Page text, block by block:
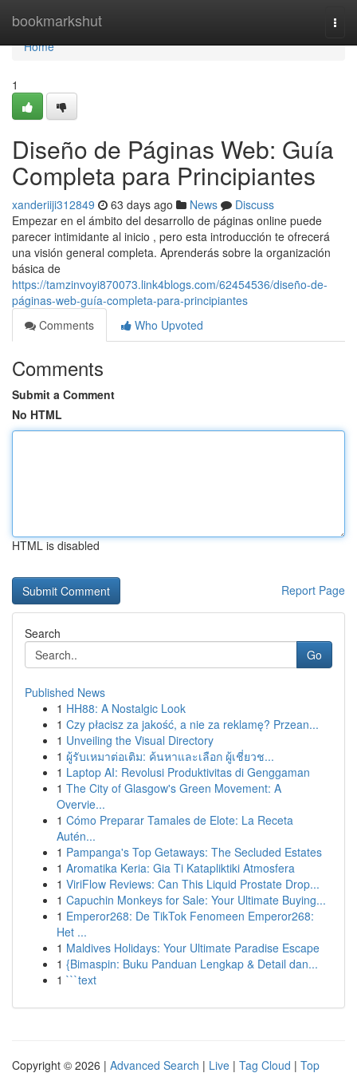
bookmarkshut
Home
Home
1
Diseño de Páginas Web: Guía
Completa para Principiantes
xanderiiji312849 63 days ago News
Discuss
Empezar en el ámbito del desarrollo de páginas online puede
parecer intimidante al inicio , pero esta introducción te ofrecerá
una visión general completa. Aprenderás sobre la organización
básica de
https://tamzinvoyi870073.link4blogs.com/62454536/diseño-de-
páginas-web-guía-completa-para-principiantes
Comments
Who Upvoted
Comments
Submit a Comment
No HTML
HTML is disabled
Report Page
Search
Go
Published News
1 HH88: A Nostalgic Look
1 Czy płacisz za jakość, a nie za reklamę? Przean...
1 Unveiling the Visual Directory
1 ผู้รับเหมาต่อเติม: ค้นหาและเลือก ผู้เชี่ยวช...
1 Laptop AI: Revolusi Produktivitas di Genggaman
1 The City of Glasgow's Green Movement: A
Overvie...
1 Cómo Preparar Tamales de Elote: La Receta
Autén...
1 Pampanga's Top Getaways: The Secluded Estates
1 Aromatika Keria: Gia Ti Katapliktiki Atmosfera
1 ViriFlow Reviews: Can This Liquid Prostate Drop...
1 Capuchin Monkeys for Sale: Your Ultimate Buying...
1 Emperor268: De TikTok Fenomeen Emperor268:
Het ...
1 Maldives Holidays: Your Ultimate Paradise Escape
1 {Bimaspin: Buku Panduan Lengkap & Detail dan...
1 ```text
Copyright © 2026 | Advanced Search | Live | Tag Cloud | Top